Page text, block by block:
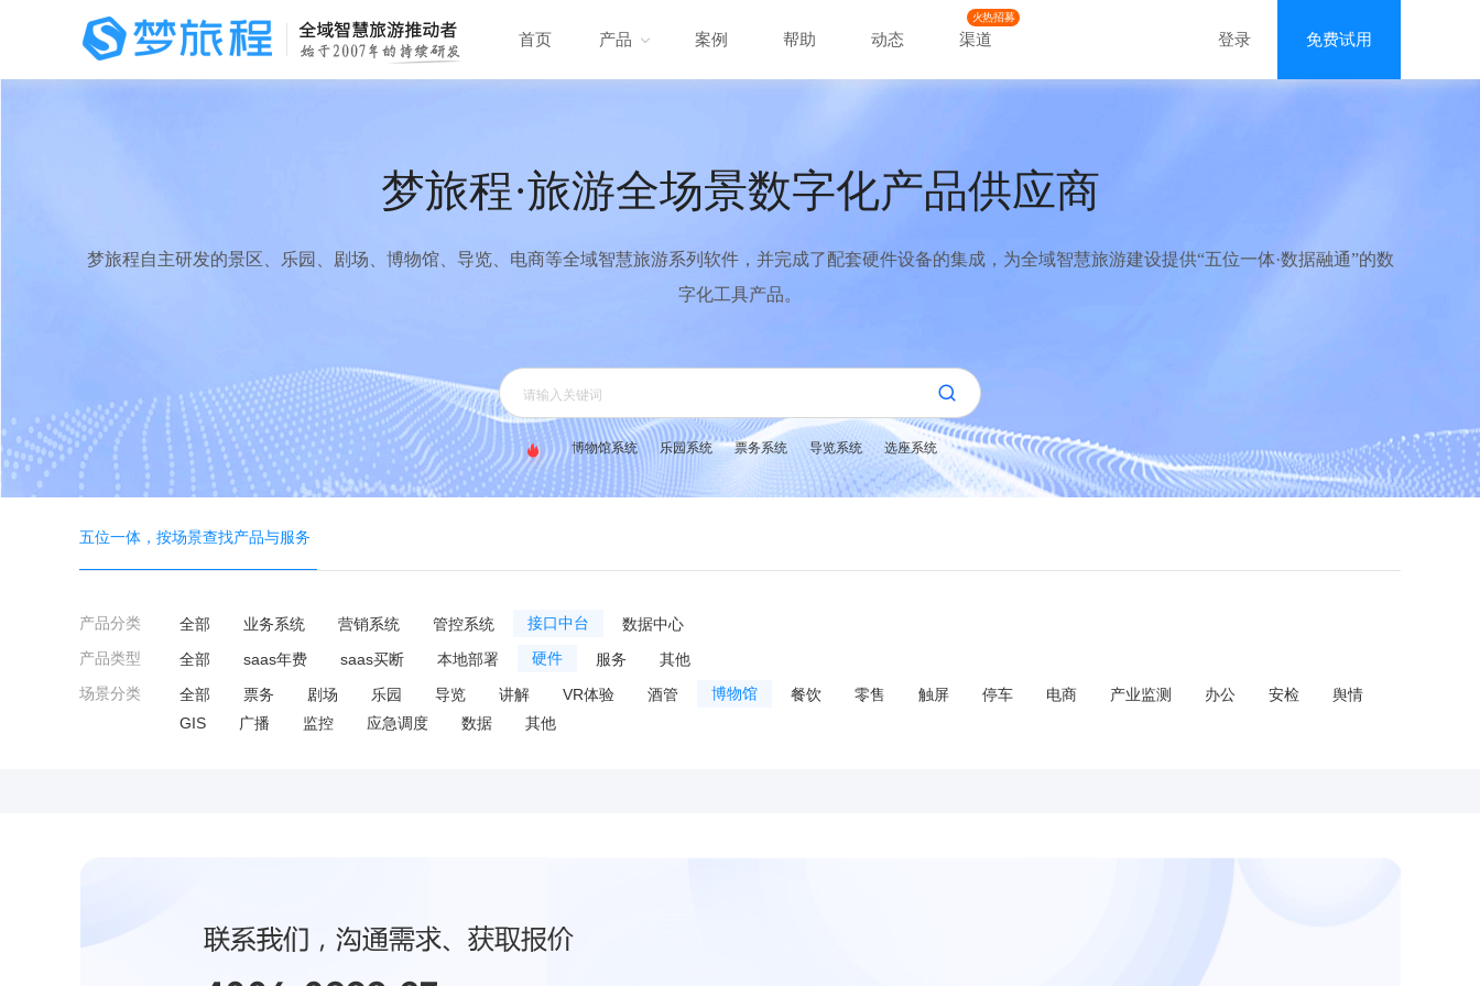
首页 产品 案例 帮助 动态
火热招募
渠道 登录 免费试用
梦旅程·旅游全场景数字化产品供应商
梦旅程自主研发的景区、乐园、剧场、博物馆、导览、电商等全域智慧旅游系列软件，并完成了配套硬件设备的集成，为全域智慧旅游建设提供“五位一体·数据融通”的数
字化工具产品。
博物馆系统 乐园系统 票务系统 导览系统 选座系统
五位一体，按场景查找产品与服务
产品分类 全部 业务系统 营销系统 管控系统 接口中台 数据中心
产品类型 全部 saas年费 saas买断 本地部署 硬件 服务 其他
场景分类 全部 票务 剧场 乐园 导览 讲解 VR体验 酒管 博物馆 餐饮 零售 触屏 停车 电商 产业监测 办公 安检
舆情
GIS
广播 监控 应急调度 数据 其他